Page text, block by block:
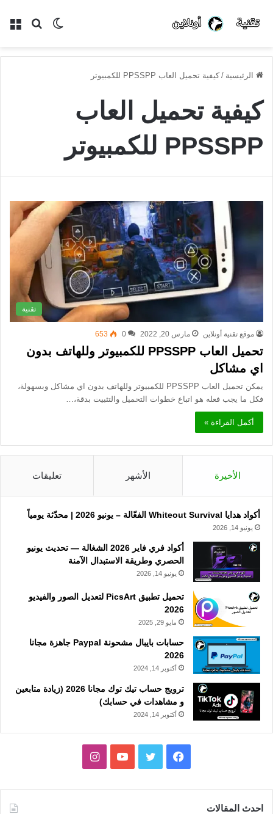
بحث الوضع
الرئيسية / كيفية تحميل العاب PPSSPP للكمبيوتر
كيفية تحميل العاب
PPSSPP للكمبيوتر
تقنية
موقع تقنية أونلاين مارس 20, 2022 0
653
تحميل العاب PPSSPP للكمبيوتر وللهاتف بدون
اي مشاكل
يمكن تحميل العاب PPSSPP للكمبيوتر وللهاتف بدون اي مشاكل وبسهولة،
فكل ما يجب فعله هو اتباع خطوات التحميل والتثبيت بدقة،…
أكمل القراءة »
الأخيرة الأشهر تعليقات
أكواد هدايا Whiteout Survival الفعّالة – يونيو 2026 | محدّثة يومياً
يونيو 14, 2026
أكواد فري فاير 2026 الشغالة — تحديث يونيو
الحصري وطريقة الاستبدال الآمنة
يونيو 14, 2026
تحميل تطبيق PicsArt لتعديل الصور والفيديو
2026
مايو 29, 2025
حسابات بايبال مشحونة Paypal جاهزة مجانا
2026
أكتوبر 14, 2024
ترويج حساب تيك توك مجانا 2026 (زيادة متابعين
و مشاهدات في حسابك)
أكتوبر 14, 2024
فيسبوك تويتر يوتيوبانستقرام
احدث المقالات